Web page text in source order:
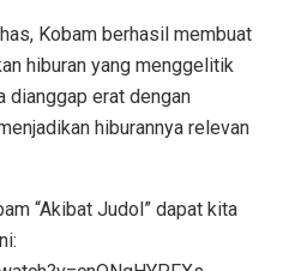
Kobam berhasil membuat
hiburan yang menggelitik
dianggap erat dengan
hiburannya relevan
“Akibat Judol” dapat kita